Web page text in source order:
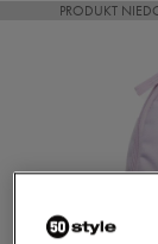
PRODUKT